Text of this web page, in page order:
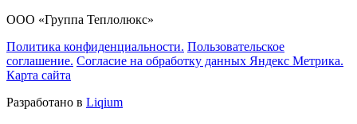
ООО «Группа Теплолюкс»
Политика конфиденциальности. Пользовательское
соглашение. Согласие на обработку данных Яндекс Метрика.
Карта сайта
Разработано в Liqium